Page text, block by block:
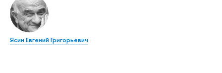
Ясин Евгений Григорьевич